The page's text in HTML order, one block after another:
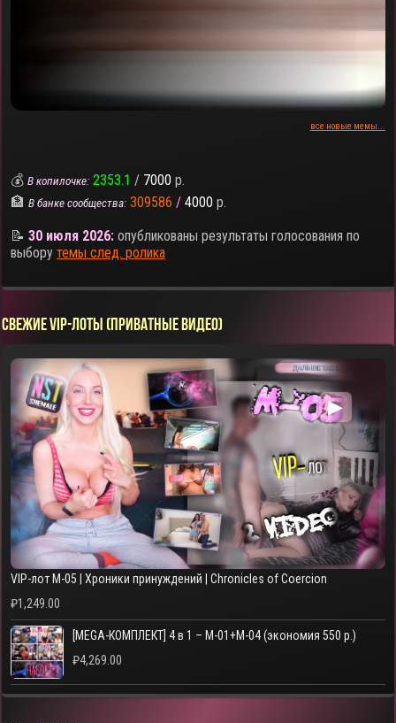
все новые мемы...
💰В копилочке: 2353.1 / 7000 р.
🏦В банке сообщества: 309586 / 4000 р.
📝30 июля 2026: опубликованы результаты голосования по
выборутемы след. ролика
СВЕЖИЕ VIP-ЛОТЫ (ПРИВАТНЫЕ ВИДЕО)
▶
VIP-лот M-05 | Хроники принуждений | Chronicles of Coercion
₽1,249.00
[MEGA-КОМПЛЕКТ] 4 в 1 – M-01+M-04 (экономия 550 р.)
₽4,269.00